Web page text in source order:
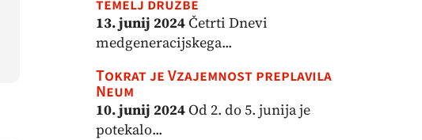
13. junij 2024Četrti Dnevi
medgeneracijskega...
Tokrat je Vzajemnost preplavila
Neum
10. junij 2024Od 2. do 5. junija je
potekalo...